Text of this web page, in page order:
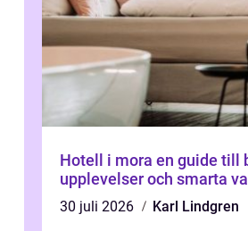
Hotell i mora en guide till boende,
upplevelser och smarta val
30 juli 2026
Karl Lindgren